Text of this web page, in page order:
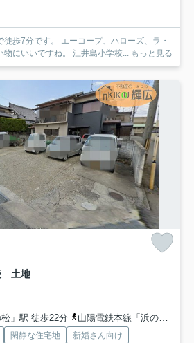
歩7分です。 エーコープ、ハローズ、ラ・
物にいいですね。 江井島小学校... もっと見る
土地
」駅 徒歩22分
山陽電鉄本線「浜の宮」駅 徒歩38分
閑静な住宅地
新婚さん向け